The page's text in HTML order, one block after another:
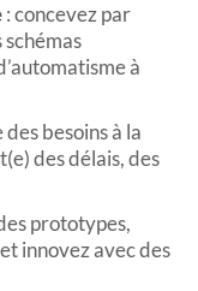
: concevez par
à
des besoins à la
des délais, des
prototypes,
innovez avec des